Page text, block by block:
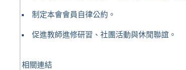
制定本會會員自律公約。
促進教師進修研習、社團活動與休閒聯誼。
相關連結